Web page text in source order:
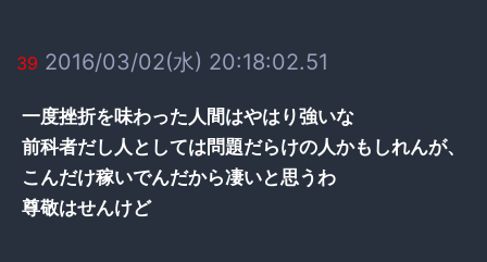
39 2016/03/02(水) 20:18:02.51
一度挫折を味わった人間はやはり強いな
前科者だし人としては問題だらけの人かもしれんが、
こんだけ稼いでんだから凄いと思うわ
尊敬はせんけど